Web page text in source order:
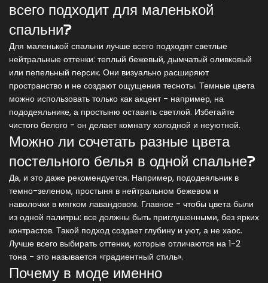
всего подходит для маленькой
спальни?
Для маленькой спальни лучше всего подходят светлые
нейтральные оттенки: теплый бежевый, дымчатый оливковый
или пепельный персик. Они визуально расширяют
пространство и не создают ощущения тесноты. Темные цвета
можно использовать только как акцент - например, на
пододеяльнике, а простыню оставить светлой. Избегайте
чистого белого - он делает комнату холодной и неуютной.
Можно ли сочетать разные цвета
постельного белья в одной спальне?
Да, и это даже рекомендуется. Например, пододеяльник в
темно-зеленом, простыня в нейтральном бежевом и
наволочки в мягком лавандовом. Главное - чтобы цвета были
из одной палитры: все должны быть приглушенными, без ярких
контрастов. Такой подход создает глубину и уют, а не хаос.
Лучше всего выбирать оттенки, которые отличаются на 1-2
тона - это называется «градиентный стиль».
Почему в моде именно